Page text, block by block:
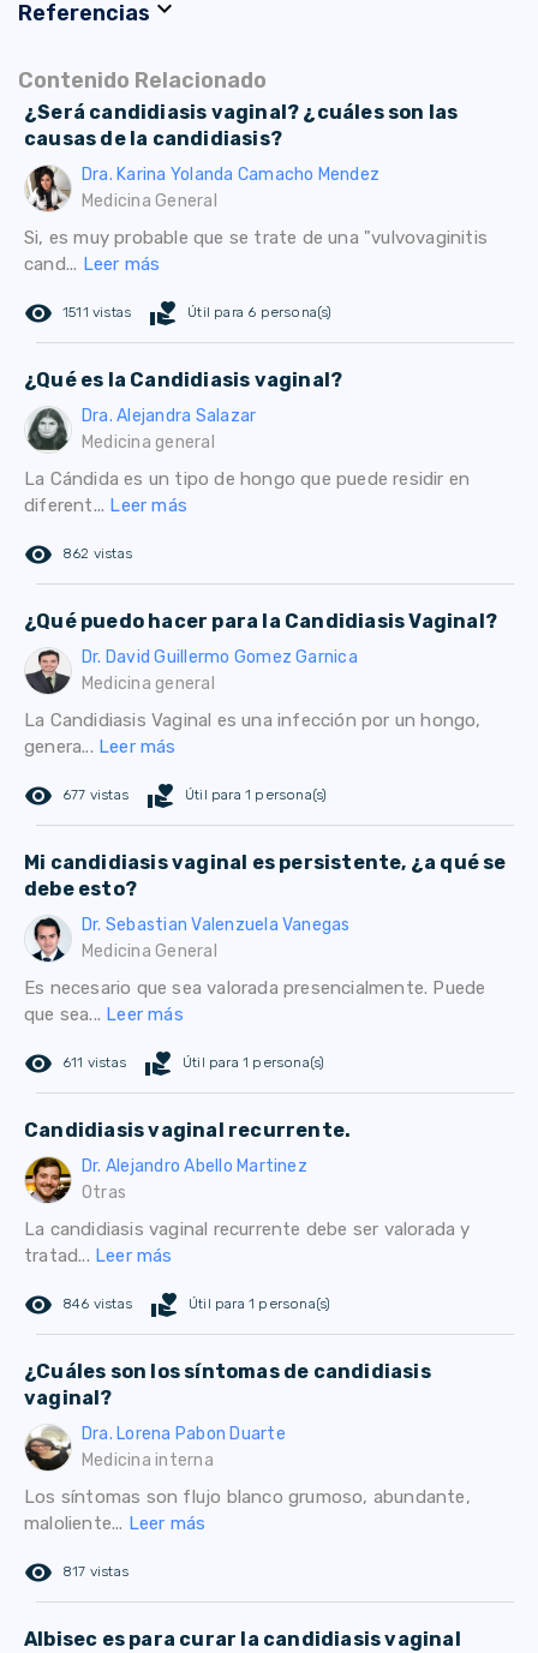
Referencias expand_more
Contenido Relacionado
¿Será candidiasis vaginal? ¿cuáles son las
causas de la candidiasis?
Dra. Karina Yolanda Camacho Mendez
Medicina General
Si, es muy probable que se trate de una "vulvovaginitis
cand... Leer más
remove_red_eye 1511 vistas volunteer_activism Útil para 6 persona(s)
¿Qué es la Candidiasis vaginal?
Dra. Alejandra Salazar
Medicina general
La Cándida es un tipo de hongo que puede residir en
diferent... Leer más
remove_red_eye 862 vistas
¿Qué puedo hacer para la Candidiasis Vaginal?
Dr. David Guillermo Gomez Garnica
Medicina general
La Candidiasis Vaginal es una infección por un hongo,
genera... Leer más
remove_red_eye 677 vistas volunteer_activism Útil para 1 persona(s)
Mi candidiasis vaginal es persistente, ¿a qué se
debe esto?
Dr. Sebastian Valenzuela Vanegas
Medicina General
Es necesario que sea valorada presencialmente. Puede
que sea... Leer más
remove_red_eye 611 vistas volunteer_activism Útil para 1 persona(s)
Candidiasis vaginal recurrente.
Dr. Alejandro Abello Martinez
Otras
La candidiasis vaginal recurrente debe ser valorada y
tratad... Leer más
remove_red_eye 846 vistas volunteer_activism Útil para 1 persona(s)
¿Cuáles son los síntomas de candidiasis
vaginal?
Dra. Lorena Pabon Duarte
Medicina interna
Los síntomas son flujo blanco grumoso, abundante,
maloliente... Leer más
remove_red_eye 817 vistas
Albisec es para curar la candidiasis vaginal